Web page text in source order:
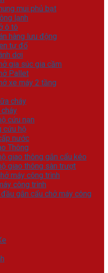
mui phủ bạt
lạnh
ô tô
hàng lưu động
tự đổ
dơi
gia súc gia cầm
Pallet
xe máy 2 tầng
cháy
cứu nạn
cứu hộ
nước
Thông
giao thông gắn cẩu kéo
giao thông sàn trượt
máy công trình
công trình
gắn cẩu chở máy công